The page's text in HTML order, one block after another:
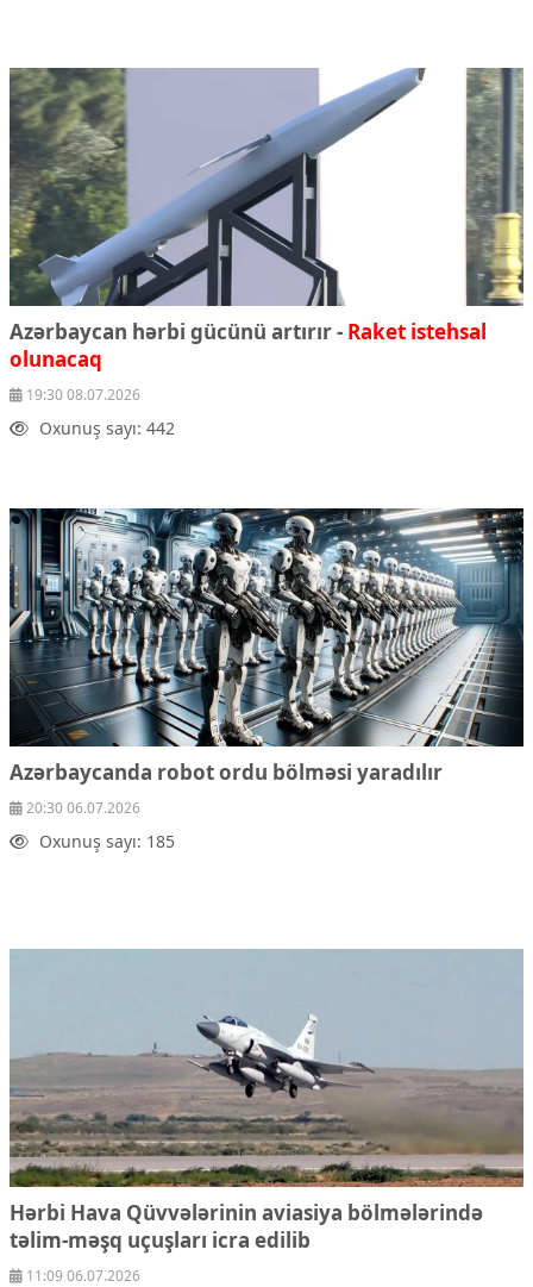
Azərbaycan hərbi gücünü artırır - Raket istehsal
olunacaq
19:30 08.07.2026
Oxunuş sayı: 442
Azərbaycanda robot ordu bölməsi yaradılır
20:30 06.07.2026
Oxunuş sayı: 185
Hərbi Hava Qüvvələrinin aviasiya bölmələrində
təlim-məşq uçuşları icra edilib
11:09 06.07.2026